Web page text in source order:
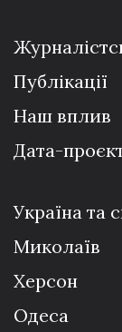
Публікації
Наш вплив
Дата-
Україна та
Миколаїв
Херсон
Одеса